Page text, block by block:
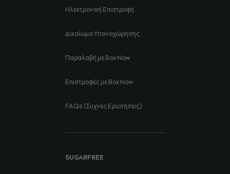
Ηλεκτρονική Επιστροφή
Δικαίωμα Υπαναχώρησης
Παραλαβή με Box Now
Επιστροφές με Box Now
FAQs (Συχνές Ερωτήσεις)
SUGARFREE